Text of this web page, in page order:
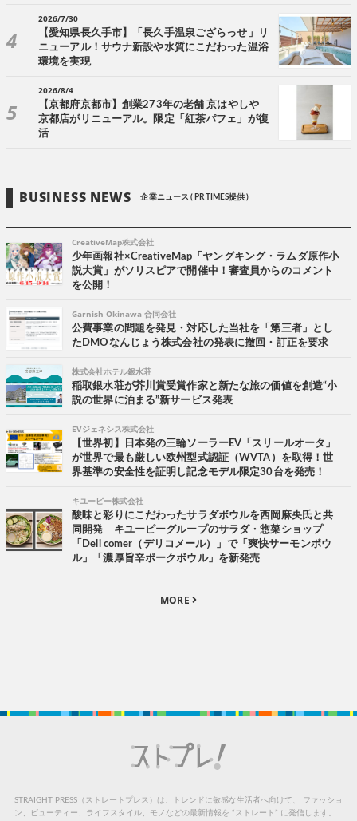
2026/7/30
【愛知県長久手市】「長久手温泉ござらっせ」リ
ニューアル！サウナ新設や水質にこだわった温浴
環境を実現
2026/8/4
【京都府京都市】創業273年の老舗 京はやしや
京都店がリニューアル。限定「紅茶パフェ」が復
活
BUSINESS NEWS 企業ニュース ( PR TIMES提供 )
CreativeMap株式会社
少年画報社×CreativeMap「ヤングキング・ラムダ原作小
説大賞」がソリスピアで開催中！審査員からのコメント
を公開！
Garnish Okinawa 合同会社
公費事業の問題を発見・対応した当社を「第三者」とし
たDMOなんじょう株式会社の発表に撤回・訂正を要求
株式会社ホテル銀水荘
稲取銀水荘が芥川賞受賞作家と新たな旅の価値を創造“小
説の世界に泊まる”新サービス発表
EVジェネシス株式会社
【世界初】日本発の三輪ソーラーEV「スリールオータ」
が世界で最も厳しい欧州型式認証（WVTA）を取得！世
界基準の安全性を証明し記念モデル限定30台を発売！
キユーピー株式会社
酸味と彩りにこだわったサラダボウルを西岡麻央氏と共
同開発 キユーピーグループのサラダ・惣菜ショップ
「Deli comer（デリコメール）」で「爽快サーモンボウ
ル」「濃厚旨辛ポークボウル」を新発売
MORE
STRAIGHT PRESS（ストレートプレス）は、トレンドに敏感な生活者へ向けて、
ファッショ
ン、ビューティー、ライフスタイル、モノなどの最新情報を “ストレート” に発信します。